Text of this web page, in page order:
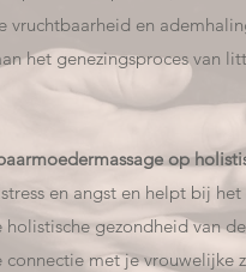
vruchtbaarheid en
het genezingsproces van
op
en angst en helpt bij
holistische gezondheid van
connectie met je vrouwelijke